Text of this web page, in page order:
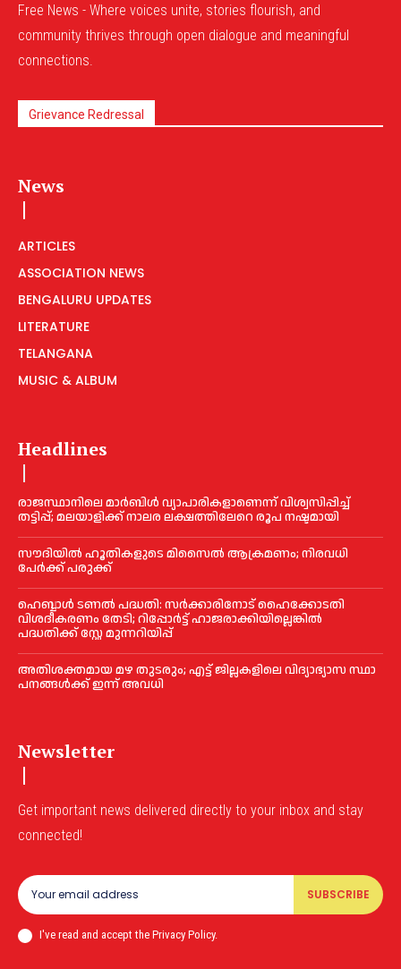
Free News - Where voices unite, stories flourish, and
community thrives through open dialogue and meaningful
connections.
Grievance Redressal
News
ARTICLES
ASSOCIATION NEWS
BENGALURU UPDATES
LITERATURE
TELANGANA
MUSIC & ALBUM
Headlines
രാജസ്ഥാനിലെ മാർബിൾ വ്യാപാരികളാണെന്ന് വിശ്വസിപ്പിച്ച്
തട്ടിപ്പ്; മലയാളിക്ക് നാലര ലക്ഷത്തിലേറെ രൂപ നഷ്ടമായി
സൗദിയിൽ ഹൂതികളുടെ മിസൈൽ ആക്രമണം; നിരവധി
പേർക്ക് പരുക്ക്
ഹെബ്ബാൾ ടണൽ പദ്ധതി: സർക്കാരിനോട് ഹൈക്കോടതി
വിശദീകരണം തേടി; റിപ്പോർട്ട് ഹാജരാക്കിയില്ലെങ്കിൽ
പദ്ധതിക്ക് സ്റ്റേ മുന്നറിയിപ്പ്
അതിശക്തമായ മഴ തുടരും; എട്ട് ജി​ല്ല​ക​ളി​ലെ വി​ദ്യാ​ഭ്യാ​സ സ്ഥാ​
പ​ന​ങ്ങ​ൾ​ക്ക് ഇ​ന്ന് അ​വ​ധി
Newsletter
Get important news delivered directly to your inbox and stay
connected!
SUBSCRIBE
I've read and accept the Privacy Policy.